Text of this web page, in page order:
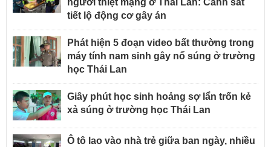
người thiệt mạng ở Thái Lan: Cảnh sát
tiết lộ động cơ gây án
Phát hiện 5 đoạn video bất thường trong
máy tính nam sinh gây nổ súng ở trường
học Thái Lan
Giây phút học sinh hoảng sợ lẩn trốn kẻ
xả súng ở trường học Thái Lan
Ô tô lao vào nhà trẻ giữa ban ngày, nhiều